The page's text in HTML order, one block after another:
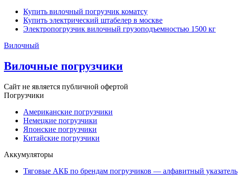
Купить вилочный погрузчик коматсу
Купить электрический штабелер в москве
Электропогрузчик вилочный грузоподъемностью 1500 кг
Вилочный
Вилочные погрузчики
Сайт не является публичной офертой
Погрузчики
Американские погрузчики
Немецкие погрузчики
Японские погрузчики
Китайские погрузчики
Аккумуляторы
Тяговые АКБ по брендам погрузчиков — алфавитный указатель